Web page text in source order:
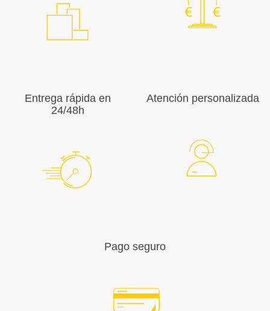
Entrega rápida en
24/48h
Atención personalizada
Pago seguro